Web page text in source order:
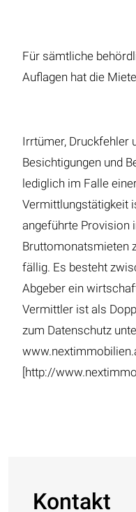
Für sämtliche
Auflagen hat die
Irrtümer, Druckfehler
Besichtigungen und
lediglich im Falle
Vermittlungstätigkeit
angeführte Provision
Bruttomonatsmieten
fällig. Es besteht
Abgeber ein
Vermittler ist als
zum Datenschutz
[http://
Kontakt